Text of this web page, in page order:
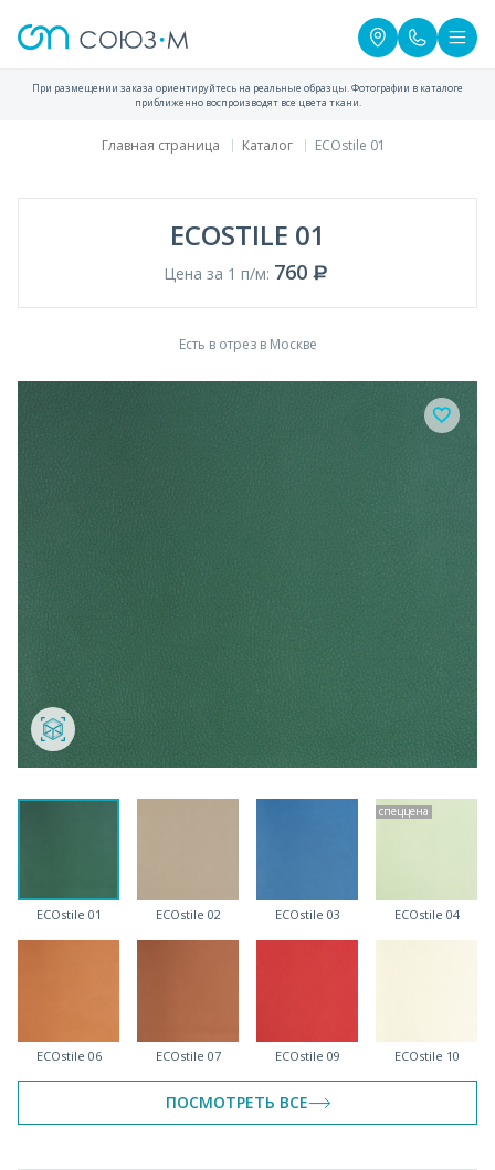
При размещении заказа ориентируйтесь на реальные образцы. Фотографии в каталоге
приближенно воспроизводят все цвета ткани.
Главная страница Каталог ECOstile 01
ECOSTILE 01
Цена за 1 п/м: 760
Есть в отрез в Москве
ECOstile 01 ECOstile 02 ECOstile 03
спеццена
ECOstile 04
ECOstile 06 ECOstile 07 ECOstile 09 ECOstile 10
ПОСМОТРЕТЬ ВСЕ